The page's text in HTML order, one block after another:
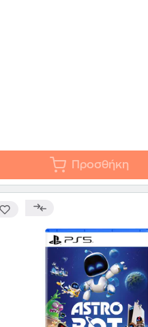
Προσθήκη